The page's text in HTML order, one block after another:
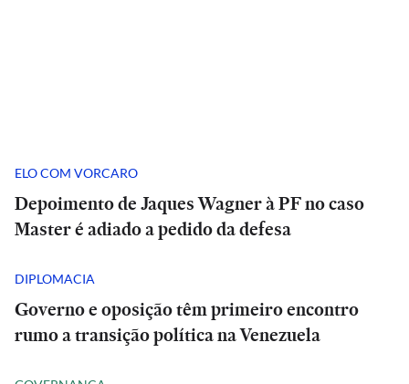
ELO COM VORCARO
Depoimento de Jaques Wagner à PF no caso
Master é adiado a pedido da defesa
DIPLOMACIA
Governo e oposição têm primeiro encontro
rumo a transição política na Venezuela